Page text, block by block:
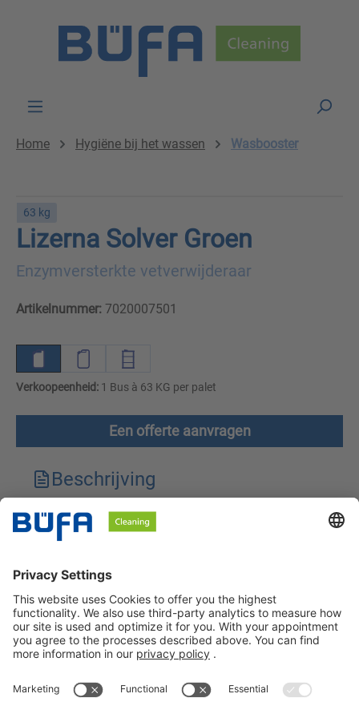
Home Hygiëne bij het wassen Wasbooster
63 kg
Lizerna Solver Groen
Enzymversterkte vetverwijderaar
Artikelnummer: 7020007501
Verkoopeenheid: 1 Bus à 63 KG per palet
Een offerte aanvragen
Beschrijving
Technische kenmerken
Veiligheidsinstructies